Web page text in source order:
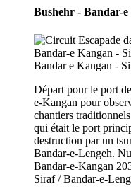
Bushehr - Bandar-
Départ pour le port
e-Kangan pour
chantiers
qui était le port
destruction par un
Bandar-e-Lengeh.
Bandar-e-Kangan
Siraf / Bandar-e-